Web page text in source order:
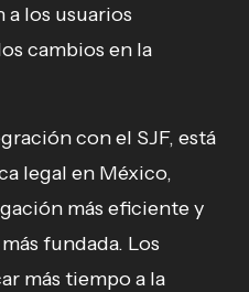
los usuarios
cambios en la
con el SJF, está
legal en México,
más eficiente y
fundada. Los
más tiempo a la